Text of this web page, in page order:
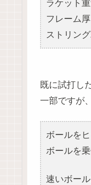
ラケット
フレーム
ストリン
既に試打し
一部ですが
ボールを
ボールを
速いボー